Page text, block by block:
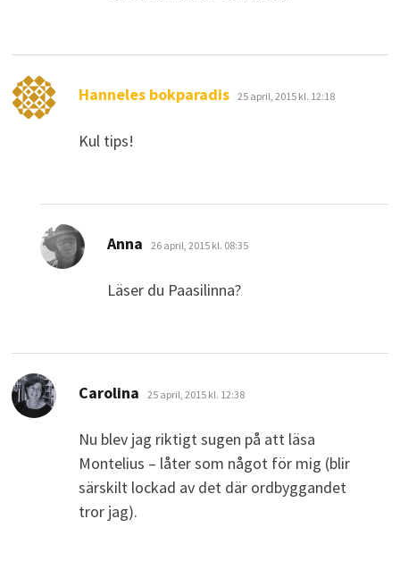
Hanneles bokparadis skriver:
25 april, 2015 kl. 12:18
Kul tips!
Anna skriver:
26 april, 2015 kl. 08:35
Läser du Paasilinna?
Carolina skriver:
25 april, 2015 kl. 12:38
Nu blev jag riktigt sugen på att läsa
Montelius – låter som något för mig (blir
särskilt lockad av det där ordbyggandet
tror jag).